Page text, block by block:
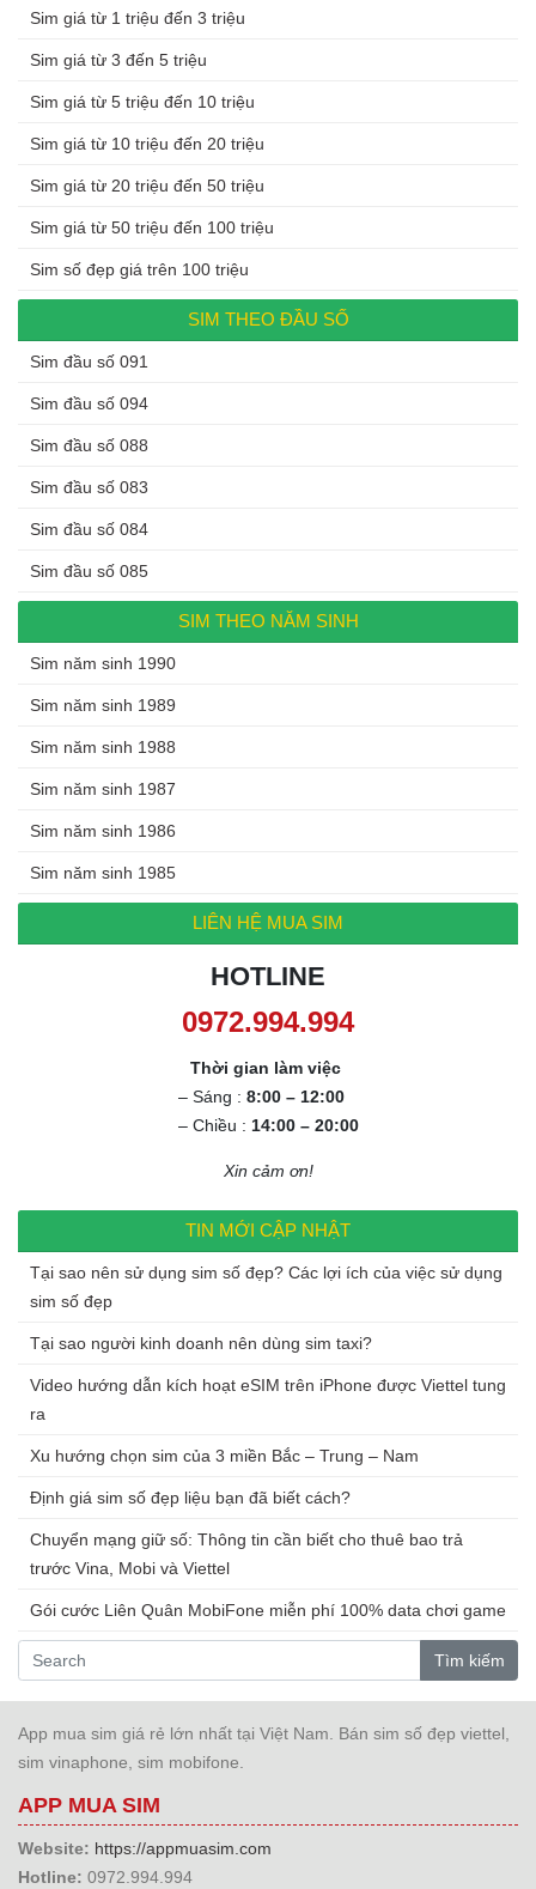
Sim giá từ 1 triệu đến 3 triệu
Sim giá từ 3 đến 5 triệu
Sim giá từ 5 triệu đến 10 triệu
Sim giá từ 10 triệu đến 20 triệu
Sim giá từ 20 triệu đến 50 triệu
Sim giá từ 50 triệu đến 100 triệu
Sim số đẹp giá trên 100 triệu
SIM THEO ĐẦU SỐ
Sim đầu số 091
Sim đầu số 094
Sim đầu số 088
Sim đầu số 083
Sim đầu số 084
Sim đầu số 085
SIM THEO NĂM SINH
Sim năm sinh 1990
Sim năm sinh 1989
Sim năm sinh 1988
Sim năm sinh 1987
Sim năm sinh 1986
Sim năm sinh 1985
LIÊN HỆ MUA SIM
HOTLINE
0972.994.994
Thời gian làm việc
– Sáng : 8:00 – 12:00
– Chiều : 14:00 – 20:00
Xin cảm ơn!
TIN MỚI CẬP NHẬT
Tại sao nên sử dụng sim số đẹp? Các lợi ích của việc sử dụng
sim số đẹp
Tại sao người kinh doanh nên dùng sim taxi?
Video hướng dẫn kích hoạt eSIM trên iPhone được Viettel tung
ra
Xu hướng chọn sim của 3 miền Bắc – Trung – Nam
Định giá sim số đẹp liệu bạn đã biết cách?
Chuyển mạng giữ số: Thông tin cần biết cho thuê bao trả
trước Vina, Mobi và Viettel
Gói cước Liên Quân MobiFone miễn phí 100% data chơi game
Tìm kiếm
App mua sim giá rẻ lớn nhất tại Việt Nam. Bán sim số đẹp viettel,
sim vinaphone, sim mobifone.
APP MUA SIM
Website: https://appmuasim.com
Hotline: 0972.994.994